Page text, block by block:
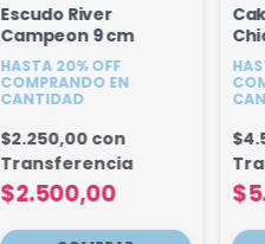
Escudo River
Campeon 9 cm
HASTA 20% OFF
COMPRANDO EN
CANTIDAD
$2.500,00
$2.250,00 con
Transferencia